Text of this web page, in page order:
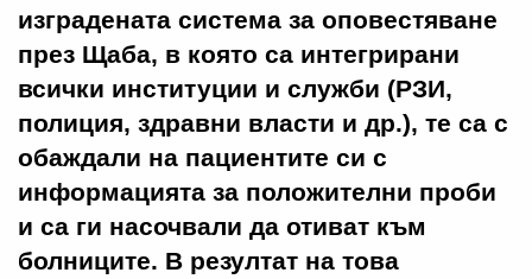
изградената система за оповестяване
през Щаба, в която са интегрирани
всички институции и служби (РЗИ,
полиция, здравни власти и др.), те са с
обаждали на пациентите си с
информацията за положителни проби
и са ги насочвали да отиват към
болниците. В резултат на това